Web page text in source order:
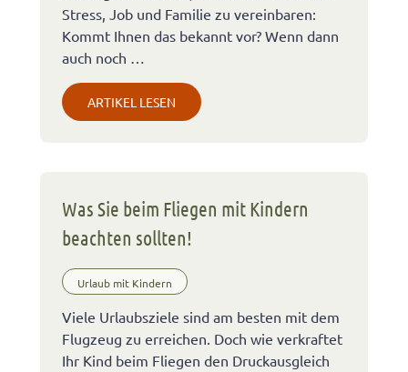
Stress, Job und Familie zu vereinbaren:
Kommt Ihnen das bekannt vor? Wenn dann
auch noch …
ARTIKEL LESEN
Was Sie beim Fliegen mit Kindern
beachten sollten!
Urlaub mit Kindern
Viele Urlaubsziele sind am besten mit dem
Flugzeug zu erreichen. Doch wie verkraftet
Ihr Kind beim Fliegen den Druckausgleich